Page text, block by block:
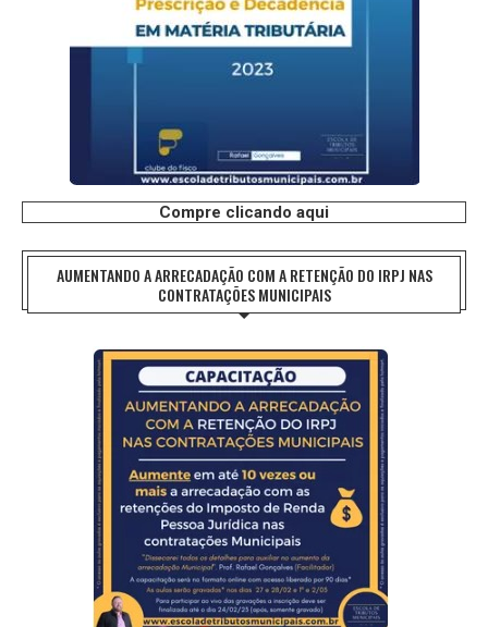
Compre clicando aqui
AUMENTANDO A ARRECADAÇÃO COM A RETENÇÃO DO IRPJ NAS
CONTRATAÇÕES MUNICIPAIS